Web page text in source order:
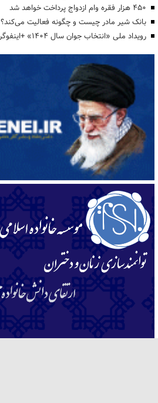
۴۵۰ هزار فقره وام ازدواج پرداخت خواهد شد
بانک شیر مادر چیست و چگونه فعالیت می‌کند؟
رویداد ملی «انتخاب جوان سال ۱۴۰۴» +اینفوگرافی